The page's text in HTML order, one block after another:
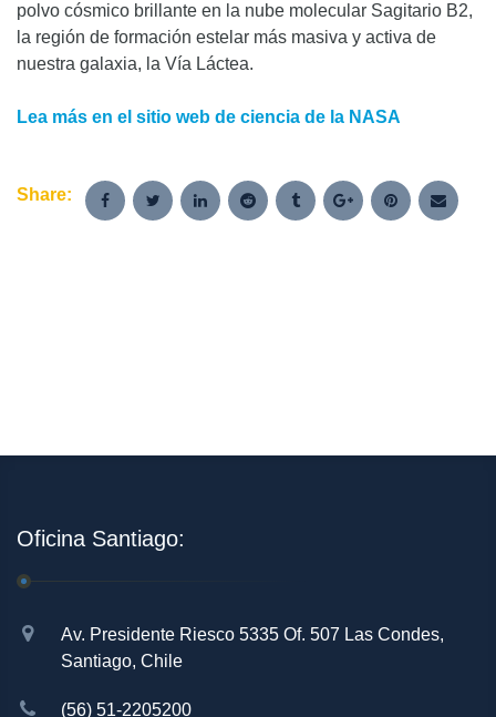
polvo cósmico brillante en la nube molecular Sagitario B2,
la región de formación estelar más masiva y activa de
nuestra galaxia, la Vía Láctea.
Lea más en el sitio web de ciencia de la NASA
Share:
Oficina Santiago:
Av. Presidente Riesco 5335 Of. 507 Las Condes,
Santiago, Chile
(56) 51-2205200